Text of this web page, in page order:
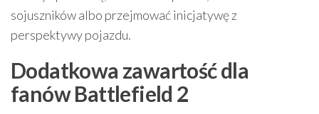
sojuszników albo przejmować inicjatywę z
perspektywy pojazdu.
Dodatkowa zawartość dla
fanów Battlefield 2